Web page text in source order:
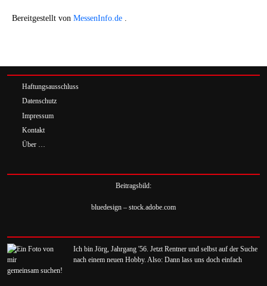
Bereitgestellt von MessenInfo.de .
Haftungsausschluss
Datenschutz
Impressum
Kontakt
Über …
Beitragsbild:
bluedesign – stock.adobe.com
Ich bin Jörg, Jahrgang '56. Jetzt Rentner und selbst auf der Suche
nach einem neuen Hobby. Also: Dann lass uns doch einfach
gemeinsam suchen!